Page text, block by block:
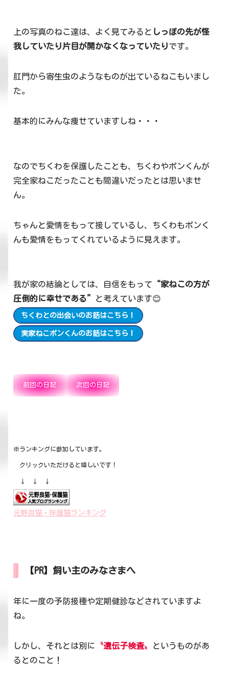
上の写真のねこ達は、よく見てみると しっぽの先が怪
我していたり片目が開かなくなっていたりです。
肛門から寄生虫のようなものが出ているねこもいまし
た。
基本的にみんな痩せていますしね・・・
なのでちくわを保護したことも、ちくわやポンくんが
完全家ねこだったことも間違いだったとは思いませ
ん。
ちゃんと愛情をもって接しているし、ちくわもポンく
んも愛情をもってくれているように見えます。
我が家の結論としては、自信をもって “家ねこの方が
圧倒的に幸せである”
と考えています😊
ちくわとの出会いのお話はこちら！
実家ねこポンくんのお話はこちら！
前回の日記 次回の日記
※ランキングに参加しています。
クリックいただけると嬉しいです！
↓ ↓ ↓
元野良猫・保護猫ランキング
【PR】飼い主のみなさまへ
年に一度の予防接種や定期健診などされていますよ
ね。
しかし、それとは別に 〝遺伝子検査〟
というものがあ
るとのこと！